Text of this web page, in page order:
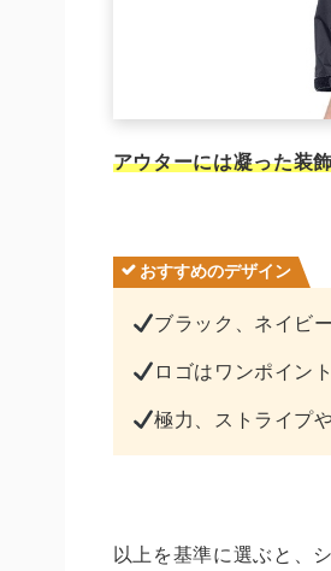
アウターには凝った装
おすすめのデザイン
ブラック、ネイビ
ロゴはワンポイン
極力、ストライプ
以上を基準に選ぶと、